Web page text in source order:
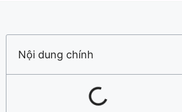
Nội dung chính